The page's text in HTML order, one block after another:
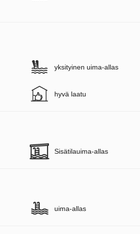
yksityinen uima-allas
hyvä laatu
Sisätilauima-allas
uima-allas